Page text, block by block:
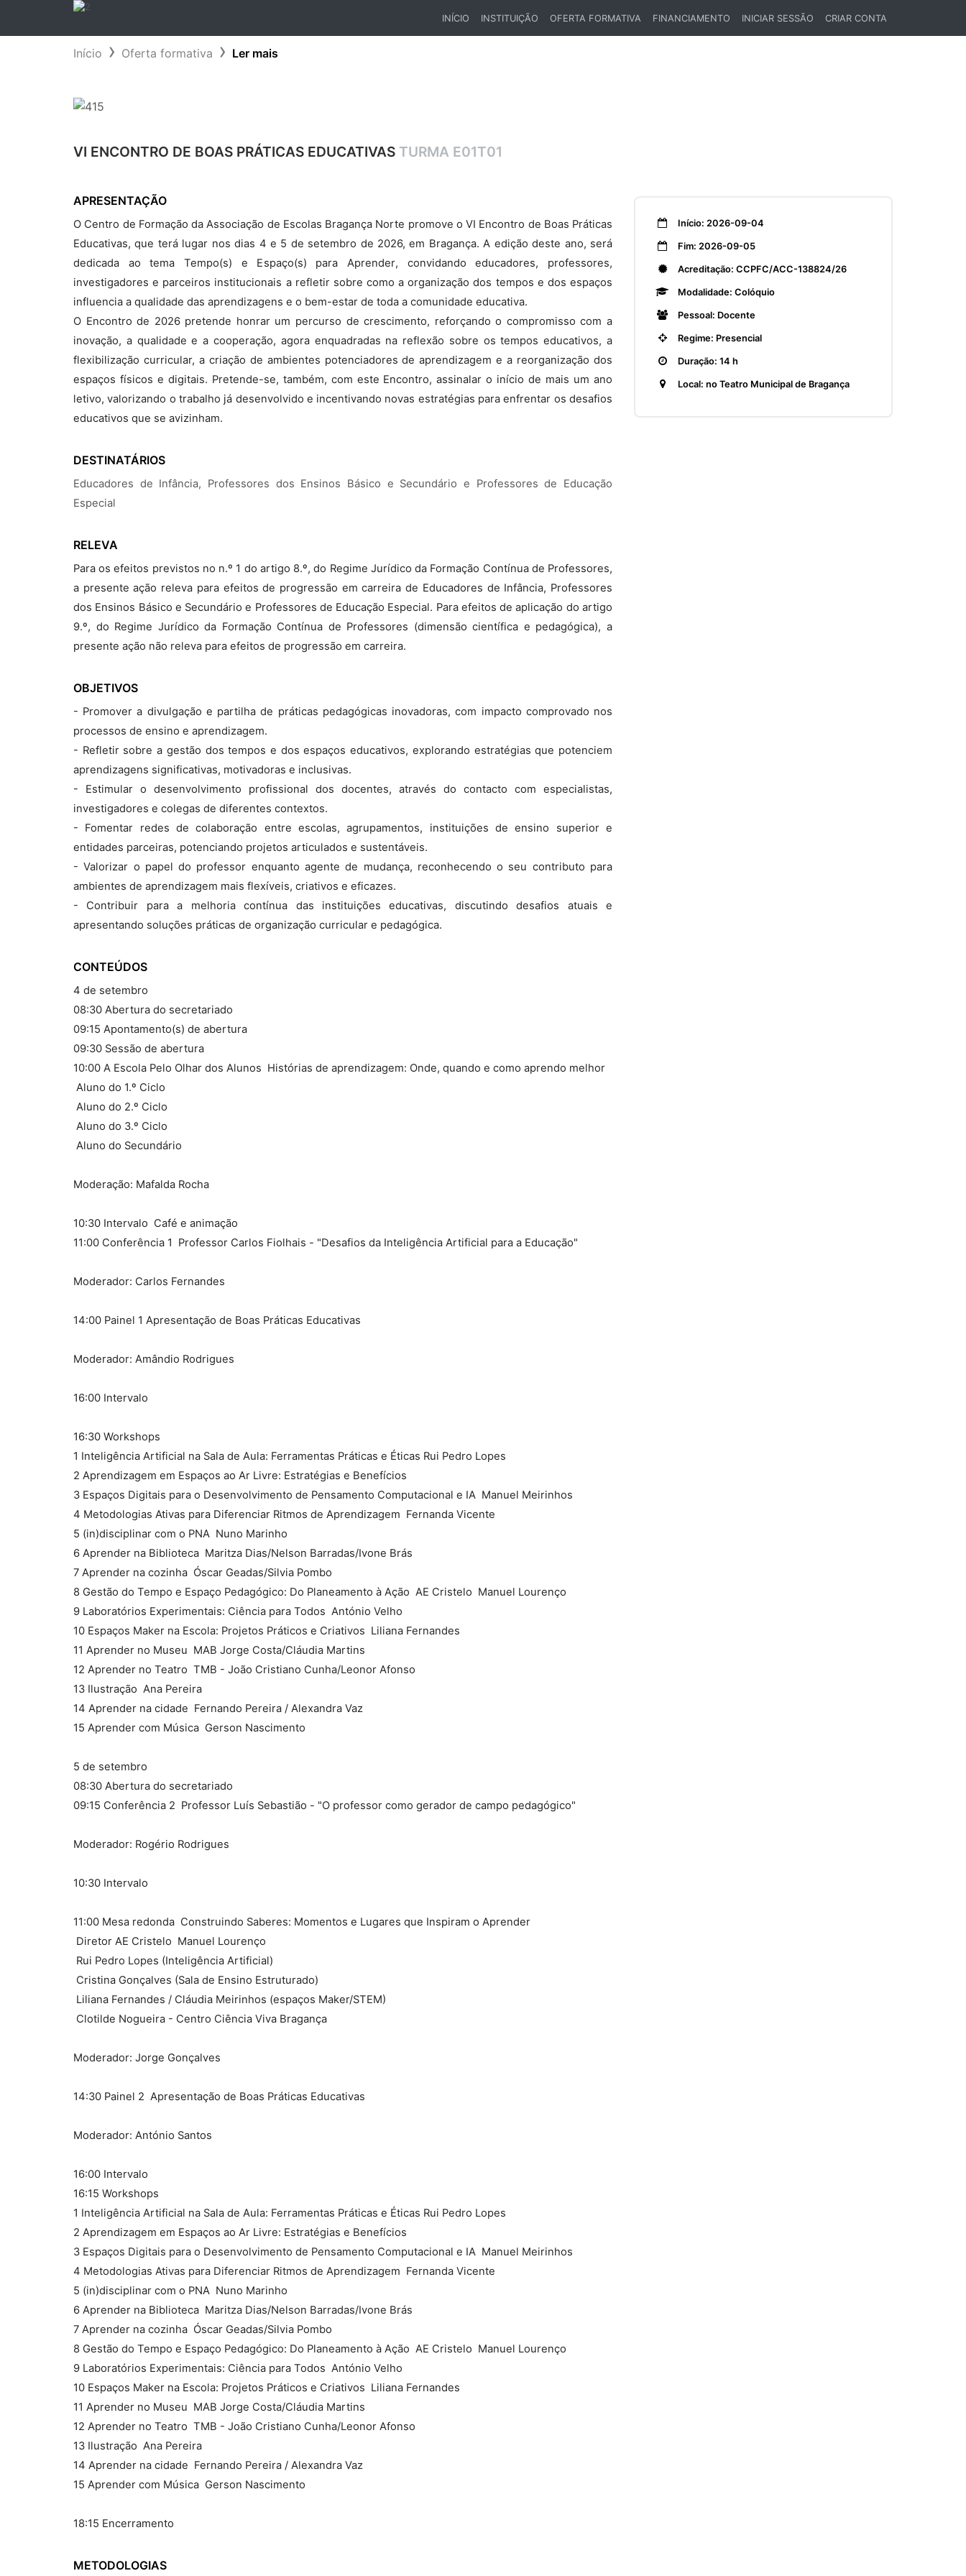
INÍCIO
INSTITUIÇÃO OFERTA FORMATIVA FINANCIAMENTO INICIAR SESSÃO CRIAR CONTA
Início Oferta formativa Ler mais
VI ENCONTRO DE BOAS PRÁTICAS EDUCATIVAS TURMA E01T01
APRESENTAÇÃO
O Centro de Formação da Associação de Escolas Bragança Norte promove o VI Encontro de Boas Práticas
Educativas, que terá lugar nos dias 4 e 5 de setembro de 2026, em Bragança. A edição deste ano, será
dedicada ao tema Tempo(s) e Espaço(s) para Aprender, convidando educadores, professores,
investigadores e parceiros institucionais a refletir sobre como a organização dos tempos e dos espaços
influencia a qualidade das aprendizagens e o bem-estar de toda a comunidade educativa.
O Encontro de 2026 pretende honrar um percurso de crescimento, reforçando o compromisso com a
inovação, a qualidade e a cooperação, agora enquadradas na reflexão sobre os tempos educativos, a
flexibilização curricular, a criação de ambientes potenciadores de aprendizagem e a reorganização dos
espaços físicos e digitais. Pretende-se, também, com este Encontro, assinalar o início de mais um ano
letivo, valorizando o trabalho já desenvolvido e incentivando novas estratégias para enfrentar os desafios
educativos que se avizinham.
DESTINATÁRIOS
Educadores de Infância, Professores dos Ensinos Básico e Secundário e Professores de Educação
Especial
RELEVA
Para os efeitos previstos no n.º 1 do artigo 8.º, do Regime Jurídico da Formação Contínua de Professores,
a presente ação releva para efeitos de progressão em carreira de Educadores de Infância, Professores
dos Ensinos Básico e Secundário e Professores de Educação Especial. Para efeitos de aplicação do artigo
9.º, do Regime Jurídico da Formação Contínua de Professores (dimensão científica e pedagógica), a
presente ação não releva para efeitos de progressão em carreira.
OBJETIVOS
- Promover a divulgação e partilha de práticas pedagógicas inovadoras, com impacto comprovado nos
processos de ensino e aprendizagem.
- Refletir sobre a gestão dos tempos e dos espaços educativos, explorando estratégias que potenciem
aprendizagens significativas, motivadoras e inclusivas.
- Estimular o desenvolvimento profissional dos docentes, através do contacto com especialistas,
investigadores e colegas de diferentes contextos.
- Fomentar redes de colaboração entre escolas, agrupamentos, instituições de ensino superior e
entidades parceiras, potenciando projetos articulados e sustentáveis.
- Valorizar o papel do professor enquanto agente de mudança, reconhecendo o seu contributo para
ambientes de aprendizagem mais flexíveis, criativos e eficazes.
- Contribuir para a melhoria contínua das instituições educativas, discutindo desafios atuais e
apresentando soluções práticas de organização curricular e pedagógica.
CONTEÚDOS
4 de setembro
08:30 Abertura do secretariado
09:15 Apontamento(s) de abertura
09:30 Sessão de abertura
10:00 A Escola Pelo Olhar dos Alunos  Histórias de aprendizagem: Onde, quando e como aprendo melhor
 Aluno do 1.º Ciclo
 Aluno do 2.º Ciclo
 Aluno do 3.º Ciclo
 Aluno do Secundário
Moderação: Mafalda Rocha
10:30 Intervalo  Café e animação
11:00 Conferência 1  Professor Carlos Fiolhais - "Desafios da Inteligência Artificial para a Educação"
Moderador: Carlos Fernandes
14:00 Painel 1 Apresentação de Boas Práticas Educativas
Moderador: Amândio Rodrigues
16:00 Intervalo
16:30 Workshops
1 Inteligência Artificial na Sala de Aula: Ferramentas Práticas e Éticas Rui Pedro Lopes
2 Aprendizagem em Espaços ao Ar Livre: Estratégias e Benefícios
3 Espaços Digitais para o Desenvolvimento de Pensamento Computacional e IA  Manuel Meirinhos
4 Metodologias Ativas para Diferenciar Ritmos de Aprendizagem  Fernanda Vicente
5 (in)disciplinar com o PNA  Nuno Marinho
6 Aprender na Biblioteca  Maritza Dias/Nelson Barradas/Ivone Brás
7 Aprender na cozinha  Óscar Geadas/Silvia Pombo
8 Gestão do Tempo e Espaço Pedagógico: Do Planeamento à Ação  AE Cristelo  Manuel Lourenço
9 Laboratórios Experimentais: Ciência para Todos  António Velho
10 Espaços Maker na Escola: Projetos Práticos e Criativos  Liliana Fernandes
11 Aprender no Museu  MAB Jorge Costa/Cláudia Martins
12 Aprender no Teatro  TMB - João Cristiano Cunha/Leonor Afonso
13 Ilustração  Ana Pereira
14 Aprender na cidade  Fernando Pereira / Alexandra Vaz
15 Aprender com Música  Gerson Nascimento
5 de setembro
08:30 Abertura do secretariado
09:15 Conferência 2  Professor Luís Sebastião - "O professor como gerador de campo pedagógico"
Moderador: Rogério Rodrigues
10:30 Intervalo
11:00 Mesa redonda  Construindo Saberes: Momentos e Lugares que Inspiram o Aprender
 Diretor AE Cristelo  Manuel Lourenço
 Rui Pedro Lopes (Inteligência Artificial)
 Cristina Gonçalves (Sala de Ensino Estruturado)
 Liliana Fernandes / Cláudia Meirinhos (espaços Maker/STEM)
 Clotilde Nogueira - Centro Ciência Viva Bragança
Moderador: Jorge Gonçalves
14:30 Painel 2  Apresentação de Boas Práticas Educativas
Moderador: António Santos
16:00 Intervalo
16:15 Workshops
1 Inteligência Artificial na Sala de Aula: Ferramentas Práticas e Éticas Rui Pedro Lopes
2 Aprendizagem em Espaços ao Ar Livre: Estratégias e Benefícios
3 Espaços Digitais para o Desenvolvimento de Pensamento Computacional e IA  Manuel Meirinhos
4 Metodologias Ativas para Diferenciar Ritmos de Aprendizagem  Fernanda Vicente
5 (in)disciplinar com o PNA  Nuno Marinho
6 Aprender na Biblioteca  Maritza Dias/Nelson Barradas/Ivone Brás
7 Aprender na cozinha  Óscar Geadas/Silvia Pombo
8 Gestão do Tempo e Espaço Pedagógico: Do Planeamento à Ação  AE Cristelo  Manuel Lourenço
9 Laboratórios Experimentais: Ciência para Todos  António Velho
10 Espaços Maker na Escola: Projetos Práticos e Criativos  Liliana Fernandes
11 Aprender no Museu  MAB Jorge Costa/Cláudia Martins
12 Aprender no Teatro  TMB - João Cristiano Cunha/Leonor Afonso
13 Ilustração  Ana Pereira
14 Aprender na cidade  Fernando Pereira / Alexandra Vaz
15 Aprender com Música  Gerson Nascimento
18:15 Encerramento
METODOLOGIAS
Início: 2026-09-04
Fim: 2026-09-05
Acreditação: CCPFC/ACC-138824/26
Modalidade: Colóquio
Pessoal: Docente
Regime: Presencial
Duração: 14 h
Local: no Teatro Municipal de Bragança